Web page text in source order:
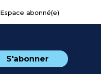
Espace abonné(e)
S'abonner